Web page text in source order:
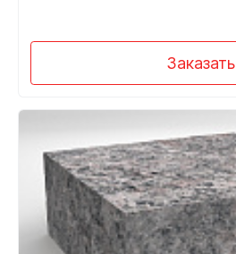
Заказать